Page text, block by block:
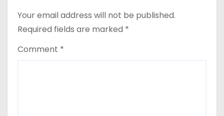
Your email address will not be published.
Required fields are marked *
Comment *